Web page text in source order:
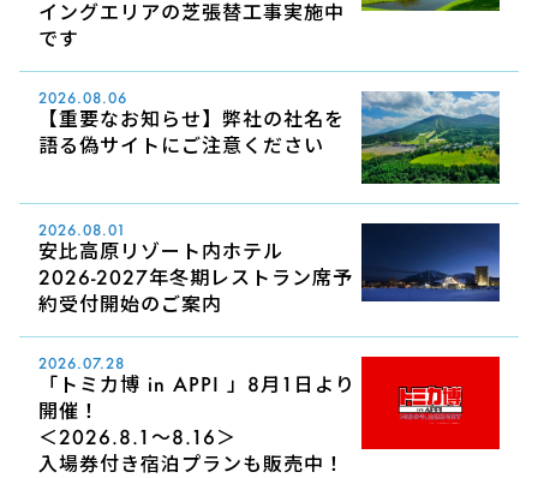
イングエリアの芝張替工事実施中
です
2026.08.06
【重要なお知らせ】弊社の社名を
語る偽サイトにご注意ください
2026.08.01
安比高原リゾート内ホテル
2026-2027年冬期レストラン席予
約受付開始のご案内
2026.07.28
「トミカ博 in APPI 」8月1日より
開催！
＜2026.8.1～8.16＞
入場券付き宿泊プランも販売中！